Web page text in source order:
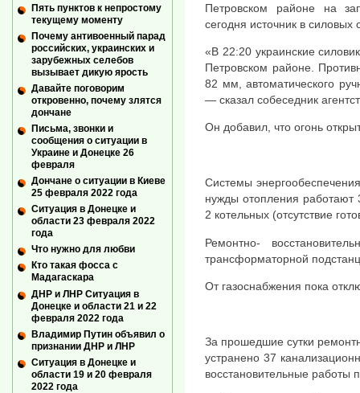
Петровском районе на
сегодня источник в силовых
«В 22:20 украинские
Петровском районе.
82 мм, автоматического
— сказал собеседник
Он добавил, что огонь
Системы
нужды отопления работают
2 котельных (отсутствие
Ремонтно-
трансформаторной
От газоснабжения пока
За прошедшие сутки
устранено 37
восстановительные работы
Пять пунктов к непростому
текущему моменту
Почему антивоенный парад
российских, украинских и
зарубежных селебов
вызывает дикую ярость
Давайте поговорим
откровенно, почему злятся
дончане
Письма, звонки и
сообщения о ситуации в
Украине и Донецке 26
февраля
Дончане о ситуации в Киеве
25 февраля 2022 года
Ситуация в Донецке и
области 23 февраля 2022
года
Что нужно для любви
Кто такая фосса с
Мадагаскара
ДНР и ЛНР Ситуация в
Донецке и области 21 и 22
февраля 2022 года
Владимир Путин объявил о
признании ДНР и ЛНР
Ситуация в Донецке и
области 19 и 20 февраля
2022 года